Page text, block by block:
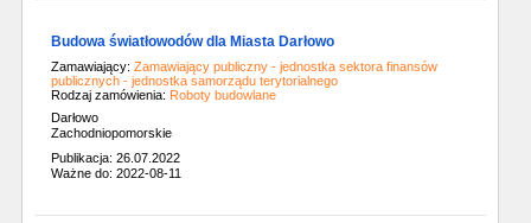
Budowa światłowodów dla Miasta Darłowo
Zamawiający: Zamawiający publiczny - jednostka sektora finansów
publicznych - jednostka samorządu terytorialnego
Rodzaj zamówienia: Roboty budowlane
Darłowo
Zachodniopomorskie
Publikacja: 26.07.2022
Ważne do: 2022-08-11